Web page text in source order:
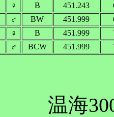
♀ B 451.243
♂ BW 451.999
♀ B 451.999
♂ BCW 451.999
温海